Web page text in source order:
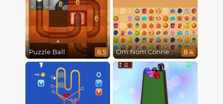
Puzzle Ball 8.5 Om Nom Connect Classic 8.4